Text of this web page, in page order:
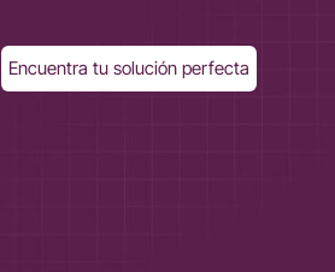
Encuentra tu solución perfecta